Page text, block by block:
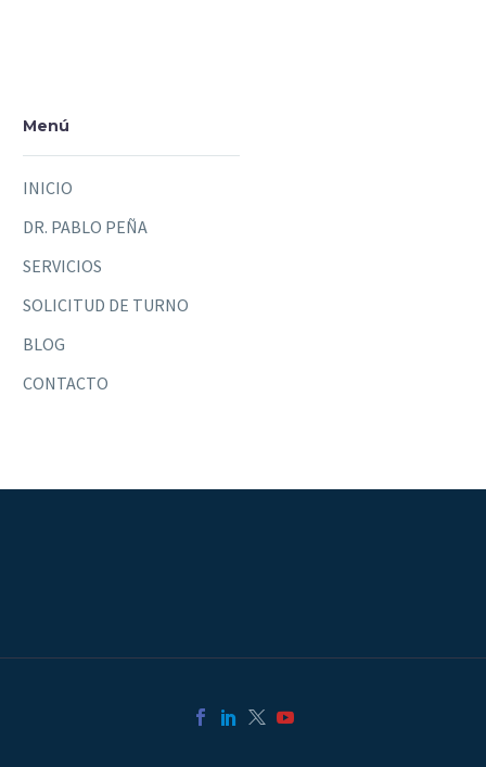
Menú
INICIO
DR. PABLO PEÑA
SERVICIOS
SOLICITUD DE TURNO
BLOG
CONTACTO